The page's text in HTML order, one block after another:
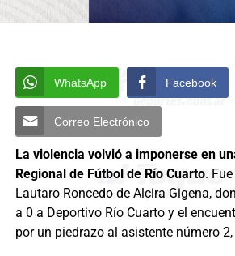
WhatsApp Facebook
Correo Electrónico
La violencia volvió a imponerse en
Regional de Fútbol de Río Cuarto.
Lautaro Roncedo de Alcira Gigena,
a 0 a Deportivo Río Cuarto y el
por un piedrazo al asistente número